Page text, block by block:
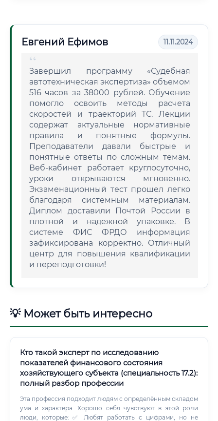
Евгений Ефимов 11.11.2024
Завершил программу «Судебная
автотехническая экспертиза» объемом
516 часов за 38000 рублей. Обучение
помогло освоить методы расчета
скоростей и траекторий ТС. Лекции
содержат актуальные нормативные
правила и понятные формулы.
Преподаватели давали быстрые и
понятные ответы по сложным темам.
Веб-кабинет работает круглосуточно,
уроки открываются мгновенно.
Экзаменационный тест прошел легко
благодаря системным материалам.
Диплом доставили Почтой России в
плотной и надежной упаковке. В
системе ФИС ФРДО информация
зафиксирована корректно. Отличный
центр для повышения квалификации
и переподготовки!
💡 Может быть интересно
Кто такой эксперт по исследованию
показателей финансового состояния
хозяйствующего субъекта (специальность 17.2):
полный разбор профессии
Эта профессия подходит людям с определённым складом
ума и характера. Хорошо себя чувствуют в этой роли
люди, которые: ✅ Любят работать с цифрами, но не